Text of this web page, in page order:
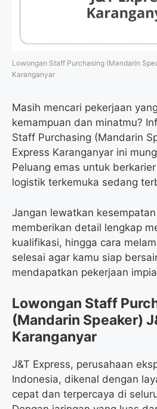
Lowongan Staff Purchasing (Mandarin
Karanganyar
Masih mencari pekerjaan
kemampuan dan minatmu?
Staff Purchasing (Mandarin
Express Karanganyar ini
Peluang emas untuk
logistik terkemuka sedang
Jangan lewatkan
memberikan detail lengkap
kualifikasi, hingga cara
selesai agar kamu siap
mendapatkan pekerjaan
Lowongan Staff
(Mandarin Speaker)
Karanganyar
J&T Express, perusahaan
Indonesia, dikenal dengan
cepat dan terpercaya di